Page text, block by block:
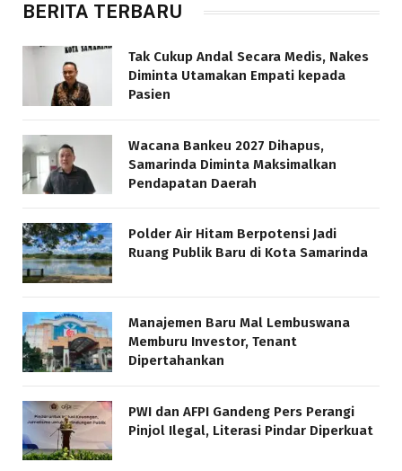
BERITA TERBARU
Tak Cukup Andal Secara Medis, Nakes
Diminta Utamakan Empati kepada
Pasien
Wacana Bankeu 2027 Dihapus,
Samarinda Diminta Maksimalkan
Pendapatan Daerah
Polder Air Hitam Berpotensi Jadi
Ruang Publik Baru di Kota Samarinda
Manajemen Baru Mal Lembuswana
Memburu Investor, Tenant
Dipertahankan
PWI dan AFPI Gandeng Pers Perangi
Pinjol Ilegal, Literasi Pindar Diperkuat